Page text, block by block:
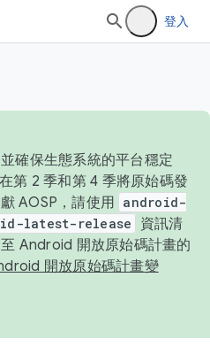
登入
確保生態系統的平台穩定
第 2 季和第 4 季將原始碼發
AOSP，請使用 android-
latest-release
資訊清
Android 開放原始碼計畫的
開放原始碼計畫變